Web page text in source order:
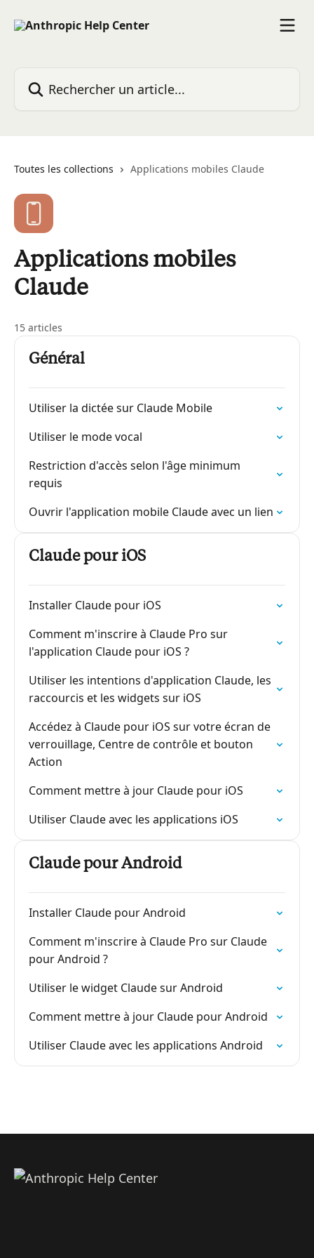
Toutes les collections Applications mobiles Claude
Applications mobiles
Claude
15 articles
Général
Utiliser la dictée sur Claude Mobile
Utiliser le mode vocal
Restriction d'accès selon l'âge minimum
requis
Ouvrir l'application mobile Claude avec un lien
Claude pour iOS
Installer Claude pour iOS
Comment m'inscrire à Claude Pro sur
l'application Claude pour iOS ?
Utiliser les intentions d'application Claude, les
raccourcis et les widgets sur iOS
Accédez à Claude pour iOS sur votre écran de
verrouillage, Centre de contrôle et bouton
Action
Comment mettre à jour Claude pour iOS
Utiliser Claude avec les applications iOS
Claude pour Android
Installer Claude pour Android
Comment m'inscrire à Claude Pro sur Claude
pour Android ?
Utiliser le widget Claude sur Android
Comment mettre à jour Claude pour Android
Utiliser Claude avec les applications Android